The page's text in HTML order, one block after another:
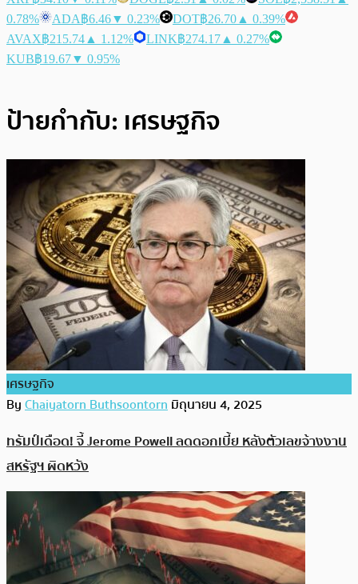
0.78%
ADA฿6.46▼ 0.23% DOT฿26.70 ▲ 0.39%
AVAX฿215.74 ▲ 1.12% LINK฿274.17 ▲ 0.27%
KUB฿19.67▼ 0.95%
ป้ายกำกับ: เศรษฐกิจ
เศรษฐกิจ
ByChaiyatorn Buthsoontornมิถุนายน 4, 2025
ทรัมป์เดือด! จี้ Jerome Powell ลดดอกเบี้ย หลังตัวเลขจ้างงาน
สหรัฐฯ ผิดหวัง